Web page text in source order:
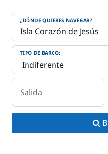
¿DÓNDE QUIERES NAVEGAR?
TIPO DE BARCO:
Salida